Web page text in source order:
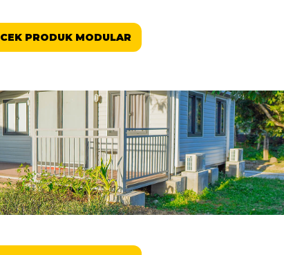
CEK PRODUK MODULAR